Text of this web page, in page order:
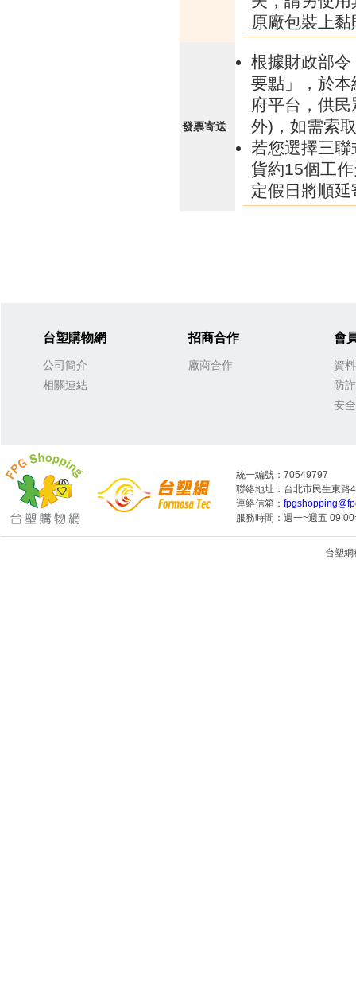
原廠包裝上
發票寄送
根據財政部
要點」，於
府平台，供
外)，如需索
若您選擇三
貨約15個工
定假日將順延
台塑購物網
公司簡介
相關連結
招商合作
廠商合作
會
資
防
安
統一編號：70549797
聯絡地址：台北市民生東路
連絡信箱：
服務時間：週一~週五
台塑